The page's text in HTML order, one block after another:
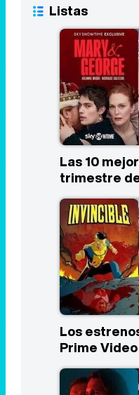
Listas
Las 10
trimestre
Los
Prime